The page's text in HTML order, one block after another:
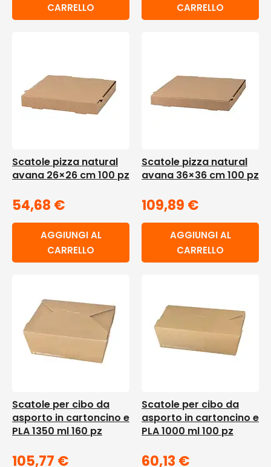
CARRELLO
CARRELLO
Scatole pizza natural
avana 26×26 cm 100 pz
54,68 €
AGGIUNGI AL
CARRELLO
Scatole pizza natural
avana 36×36 cm 100 pz
109,89 €
AGGIUNGI AL
CARRELLO
Scatole per cibo da
asporto in cartoncino e
PLA 1350 ml 160 pz
105,77 €
Scatole per cibo da
asporto in cartoncino e
PLA 1000 ml 100 pz
60,13 €